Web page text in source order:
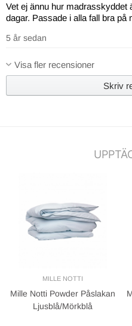
Vet ej ännu hur madrasskyddet
dagar. Passade i alla fall bra på
5 år sedan
Visa fler recensioner
Skriv
MILLE NOTTI
Mille Notti Powder Påslakan
Ljusblå/Mörkblå